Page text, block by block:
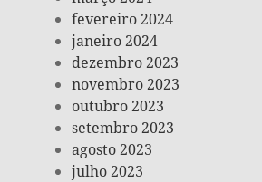
fevereiro 2024
janeiro 2024
dezembro 2023
novembro 2023
outubro 2023
setembro 2023
agosto 2023
julho 2023